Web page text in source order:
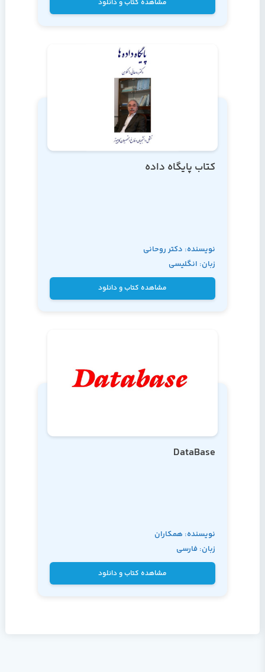
مشاهده کتاب و دانلود
کتاب پایگاه داده
نویسنده: دکتر روحانی
رانکوهی
زبان: انگلیسی
مشاهده کتاب و دانلود
DataBase
نویسنده: همکاران
سیستم
زبان: فارسی
مشاهده کتاب و دانلود